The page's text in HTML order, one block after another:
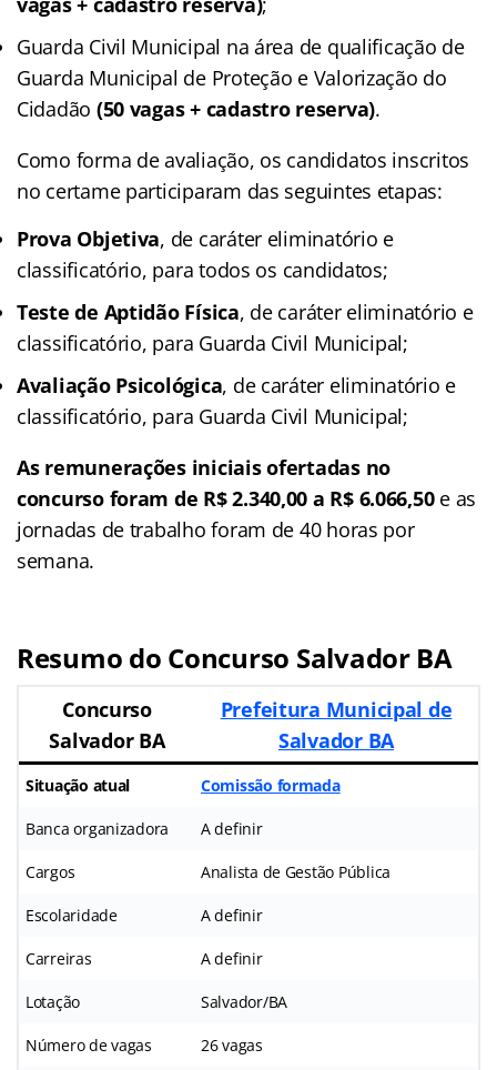
Guarda Civil Municipal na área de qualificação de
Guarda Municipal de Proteção e Valorização do
Cidadão (50 vagas + cadastro reserva).
Como forma de avaliação, os candidatos inscritos
no certame participaram das seguintes etapas:
Prova Objetiva, de caráter eliminatório e
classificatório, para todos os candidatos;
Teste de Aptidão Física, de caráter eliminatório e
classificatório, para Guarda Civil Municipal;
Avaliação Psicológica, de caráter eliminatório e
classificatório, para Guarda Civil Municipal;
As remunerações iniciais ofertadas no
concurso foram de R$ 2.340,00 a R$ 6.066,50e as
jornadas de trabalho foram de 40 horas por
semana.
Resumo do Concurso Salvador BA
Concurso
Salvador BA
Prefeitura Municipal de
Salvador BA
Situação atual Comissão formada
Banca organizadora A definir
Cargos Analista de Gestão Pública
Escolaridade A definir
Carreiras A definir
Lotação Salvador/BA
Número de vagas 26 vagas